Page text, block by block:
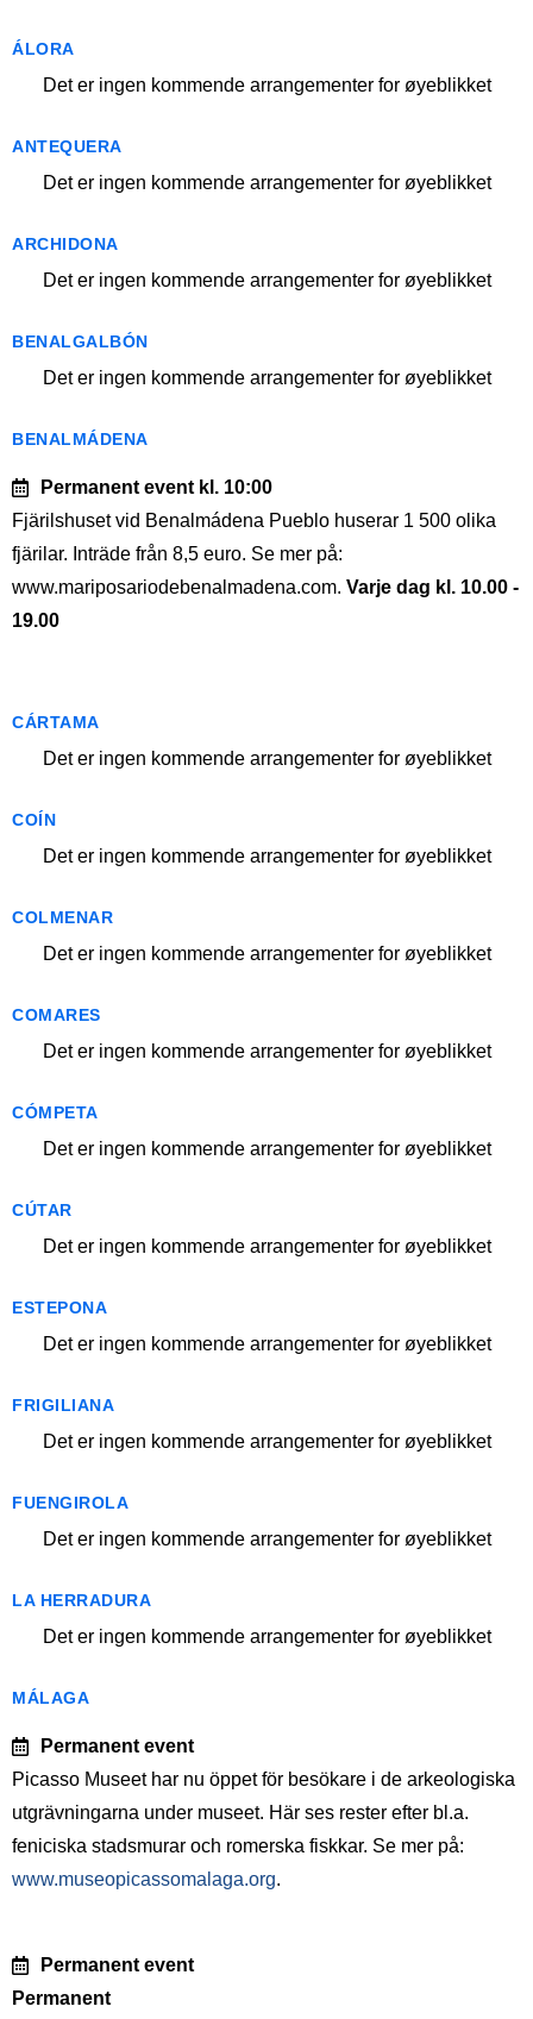
ÁLORA
Det er ingen kommende arrangementer for øyeblikket
ANTEQUERA
Det er ingen kommende arrangementer for øyeblikket
ARCHIDONA
Det er ingen kommende arrangementer for øyeblikket
BENALGALBÓN
Det er ingen kommende arrangementer for øyeblikket
BENALMÁDENA
Permanent event kl. 10:00
Fjärilshuset vid Benalmádena Pueblo huserar 1 500 olika
fjärilar. Inträde från 8,5 euro. Se mer på:
www.mariposariodebenalmadena.com. Varje dag kl. 10.00 -
19.00
CÁRTAMA
Det er ingen kommende arrangementer for øyeblikket
COÍN
Det er ingen kommende arrangementer for øyeblikket
COLMENAR
Det er ingen kommende arrangementer for øyeblikket
COMARES
Det er ingen kommende arrangementer for øyeblikket
CÓMPETA
Det er ingen kommende arrangementer for øyeblikket
CÚTAR
Det er ingen kommende arrangementer for øyeblikket
ESTEPONA
Det er ingen kommende arrangementer for øyeblikket
FRIGILIANA
Det er ingen kommende arrangementer for øyeblikket
FUENGIROLA
Det er ingen kommende arrangementer for øyeblikket
LA HERRADURA
Det er ingen kommende arrangementer for øyeblikket
MÁLAGA
Permanent event
Picasso Museet har nu öppet för besökare i de arkeologiska
utgrävningarna under museet. Här ses rester efter bl.a.
feniciska stadsmurar och romerska fiskkar. Se mer på:
www.museopicassomalaga.org.
Permanent event
Permanent